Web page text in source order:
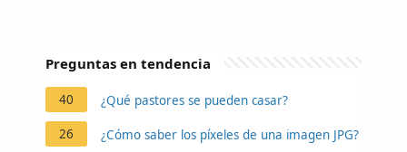
Preguntas en tendencia
40 ¿Qué pastores se pueden casar?
26 ¿Cómo saber los píxeles de una imagen JPG?